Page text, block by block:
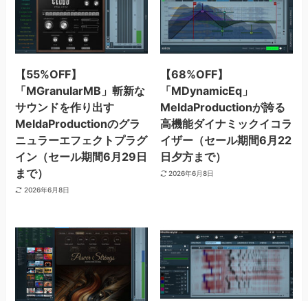
【55%OFF】
「MGranularMB」斬新な
サウンドを作り出す
MeldaProductionのグラ
ニュラーエフェクトプラグ
イン（セール期間6月29日
まで）
2026年6月8日
【68%OFF】
「MDynamicEq」
MeldaProductionが誇る
高機能ダイナミックイコラ
イザー（セール期間6月22
日夕方まで）
2026年6月8日